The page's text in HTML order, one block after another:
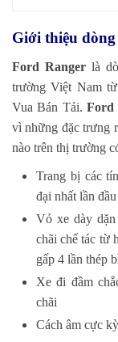
Giới thiệu
Ford Ranger là
trường Việt Nam
Vua Bán Tải.Ford
vì những đặc trưng
nào trên thị trường
Trang bị các
đại nhất lần
Vỏ xe dày
chãi chế tác từ
gấp 4 lần thép
Xe đi đầm
chãi
Cách âm cực